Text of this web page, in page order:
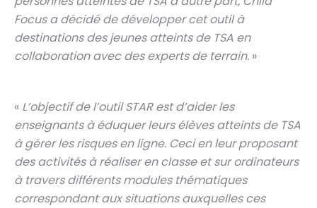
Focus a décidé de développer cet outil à
destinations des jeunes atteints de TSA en
collaboration avec des experts de terrain. »
« L’objectif de l’outil STAR est d’aider les
enseignants à éduquer leurs élèves atteints de TSA
à gérer les risques en ligne. Ceci en leur proposant
des activités à réaliser en classe et sur ordinateurs
à travers différents modules thématiques
correspondant aux situations auxquelles ces